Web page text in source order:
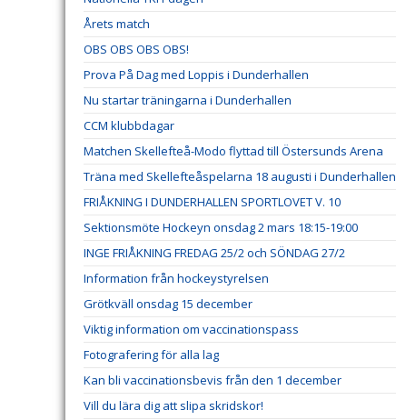
Årets match
OBS OBS OBS OBS!
Prova På Dag med Loppis i Dunderhallen
Nu startar träningarna i Dunderhallen
CCM klubbdagar
Matchen Skellefteå-Modo flyttad till Östersunds Arena
Träna med Skellefteåspelarna 18 augusti i Dunderhallen
FRIÅKNING I DUNDERHALLEN SPORTLOVET V. 10
Sektionsmöte Hockeyn onsdag 2 mars 18:15-19:00
INGE FRIÅKNING FREDAG 25/2 och SÖNDAG 27/2
Information från hockeystyrelsen
Grötkväll onsdag 15 december
Viktig information om vaccinationspass
Fotografering för alla lag
Kan bli vaccinationsbevis från den 1 december
Vill du lära dig att slipa skridskor!